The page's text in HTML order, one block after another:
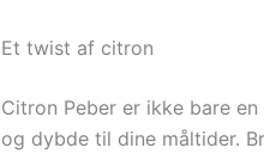
Et twist af citron
Citron Peber er ikke bare
og dybde til dine måltider.